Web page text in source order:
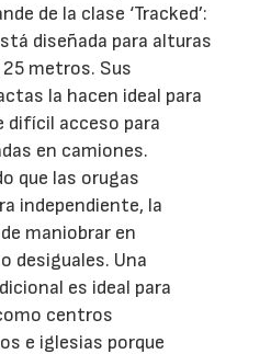
de la clase ‘Tracked’:
diseñada para alturas
metros. Sus
la hacen ideal para
difícil acceso para
en camiones.
que las orugas
independiente, la
maniobrar en
desiguales. Una
es ideal para
centros
e iglesias porque